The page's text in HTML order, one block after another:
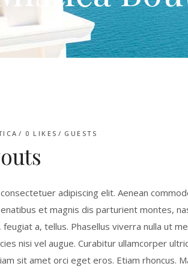
0 LIKES GUESTS
adipiscing elit. Aenean
et magnis dis parturient montes,
a, tellus. Phasellus viverra nulla ut
nisi vel augue. Curabitur ullamcorper
sit amet orci eget eros. Etiam rhoncus.